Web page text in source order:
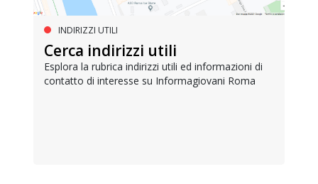
INDIRIZZI UTILI
Cerca indirizzi utili
Esplora la rubrica indirizzi utili ed informazioni di
contatto di interesse su Informagiovani Roma